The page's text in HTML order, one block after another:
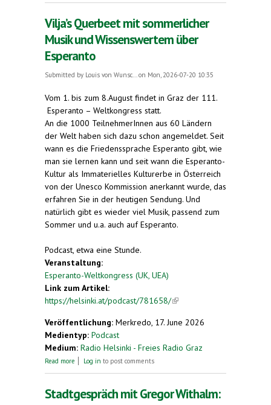
Vilja’s Querbeet mit sommerlicher
Musik und Wissenswertem über
Esperanto
Submitted by Louis von Wunsc... on Mon, 2026-07-20 10:35
Vom 1. bis zum 8.August findet in Graz der 111.
Esperanto – Weltkongress statt.
An die 1000 TeilnehmerInnen aus 60 Ländern
der Welt haben sich dazu schon angemeldet. Seit
wann es die Friedenssprache Esperanto gibt, wie
man sie lernen kann und seit wann die Esperanto-
Kultur als Immaterielles Kulturerbe in Österreich
von der Unesco Kommission anerkannt wurde, das
erfahren Sie in der heutigen Sendung. Und
natürlich gibt es wieder viel Musik, passend zum
Sommer und u.a. auch auf Esperanto.
Podcast, etwa eine Stunde.
Veranstaltung:
Esperanto-Weltkongress (UK, UEA)
Link zum Artikel:
https://helsinki.at/podcast/781658/(link is
Veröffentlichung: Merkredo, 17. June 2026
Medientyp: Podcast
Medium: Radio Helsinki - Freies Radio Graz
Read more about Vilja’s Querbeet mit sommerlicher Musik und
Log in to post comments
Stadtgespräch mit Gregor Withalm: